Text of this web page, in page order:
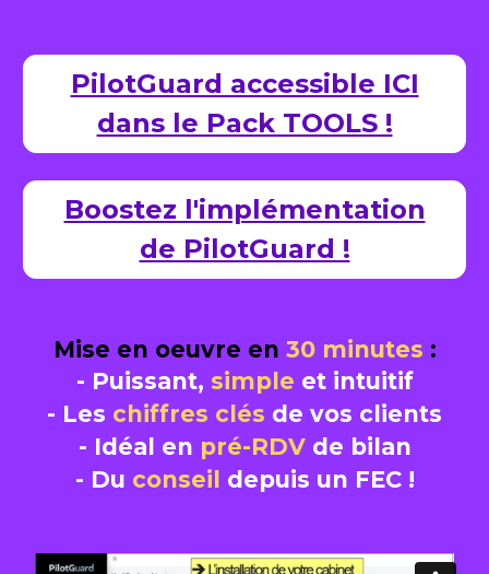
PilotGuard accessible ICI
dans le Pack TOOLS !
Boostez l'implémentation
de PilotGuard !
Mise en oeuvre en 30 minutes :
- Puissant, simple et intuitif
- Les chiffres clés de vos clients
- Idéal en pré-RDV de bilan
- Du conseil depuis un FEC !